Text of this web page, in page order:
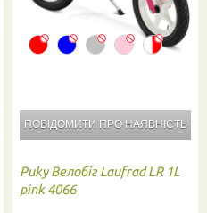
ПОВІДОМИТИ ПРО НАЯВНІСТЬ
Puky Велобіг Laufrad LR 1L
pink 4066